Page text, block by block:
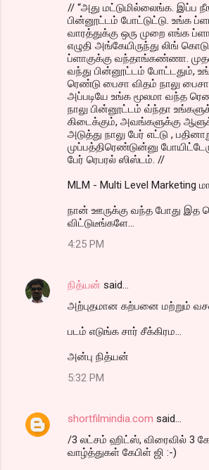
// “அது மட்டுமில்லைங்க. இப்ப
பின்னூட்டம் போட்டுட்டு. உங்க
வாரத்துக்கு ஒரு முறை எங்க
எழுதி அங்கேயிருந்து லிங்
ப்ளாகுக்கு வந்தாங்கண்ணா.
வந்து பின்னூட்டம் போட்டதும்,
ரெண்டு பைசா விதம் நாலு
அப்படியே உங்க மூலமா வந்த
நாலு பின்னூட்டம் வ்ந்தா
கிடைக்கும், அவங்களுக்கு
அடுத்து நாலு பேர் எட்டு ,
முப்பத்திரெண்டுன்னு
பேர் ரெபரல் ஸிஸ்டம். //
MLM - Multi Level Marketing
நான் ஊருக்கு வந்த போது இத
விட்டுடீங்களே...
4:25 PM
நித்யன் said…
அற்புதமான கற்பனை மற்றும்
படம் எடுங்க சார் சீக்கிரம...
அன்பு நித்யன்
5:32 PM
shortfilmindia.com said…
/3 லட்சம் ஹிட்ஸ், விரைவில் 3
வாழ்த்துகள் கேபிள் ஜி :-)